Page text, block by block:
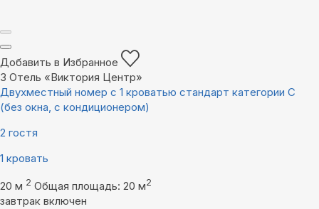
Добавить в Избранное
3 Отель «Виктория Центр»
Двухместный номер с 1 кроватью стандарт категории С
(без окна, с кондиционером)
2 гостя
1 кровать
20 м 2 Общая площадь: 20 м2
завтрак включен